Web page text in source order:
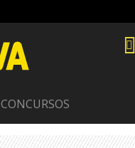
CONCURSOS